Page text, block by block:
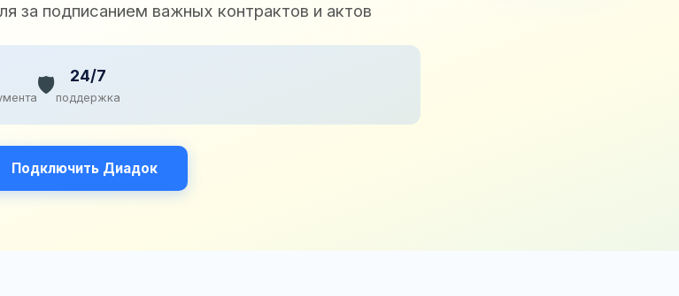
за подписанием важных контрактов и актов
🛡️ 24/7
поддержка
Подключить Диадок